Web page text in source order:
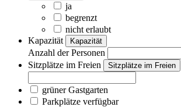
ja
begrenzt
nicht erlaubt
Kapazität
Kapazität
Anzahl der Personen
Sitzplätze im Freien
Sitzplätze im Freien
grüner Gastgarten
Parkplätze verfügbar